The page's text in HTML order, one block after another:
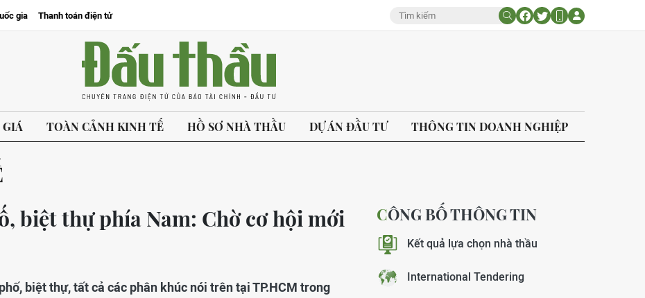
gia Thanh toán điện tử
TOÀN CẢNH KINH TẾ HỒ SƠ NHÀ THẦU DỰ ÁN ĐẦU TƯ THÔNG TIN DOANH NGHIỆP
biệt thự phía Nam: Chờ cơ hội mới
biệt thự, tất cả các phân khúc nói trên tại TP.HCM trong
CÔNG BỐ THÔNG TIN
Kết quả lựa chọn nhà thầu
International Tendering